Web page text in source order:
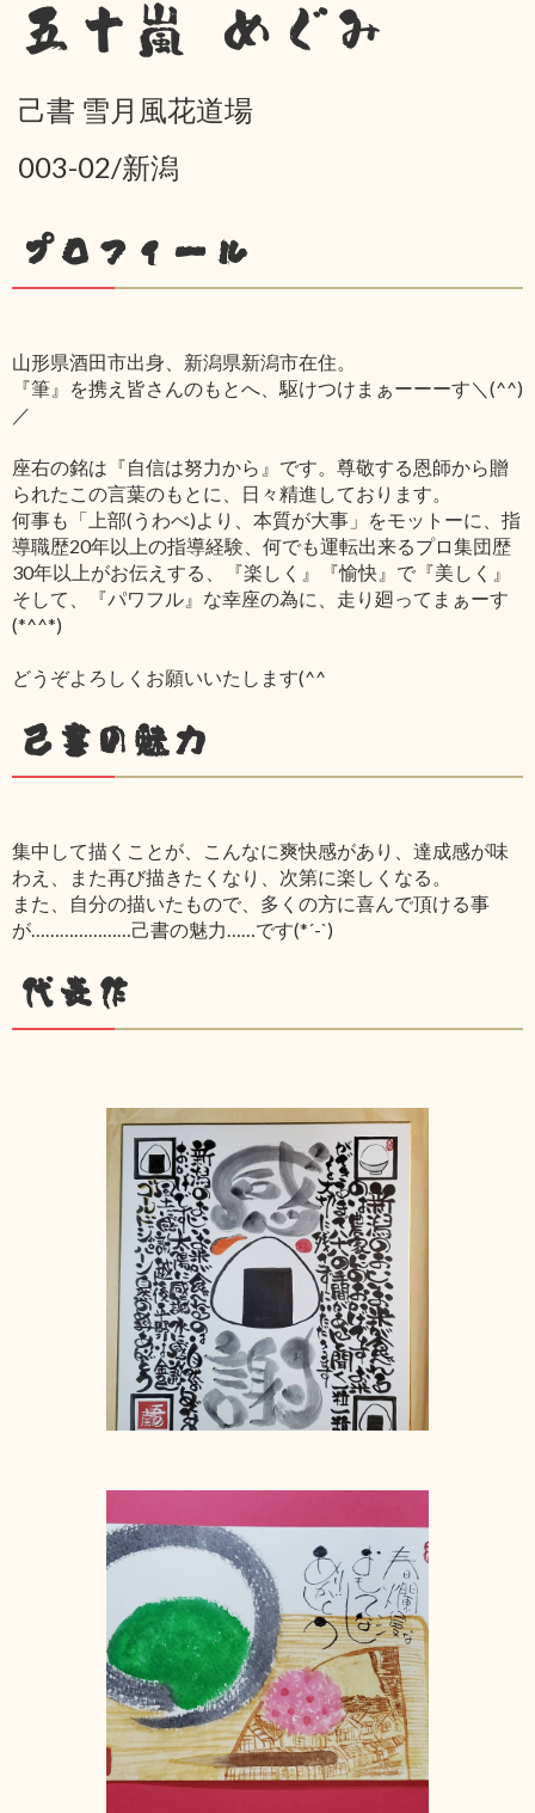
五十嵐 めぐみ
己書 雪月風花道場
003-02/新潟
プロフィール
山形県酒田市出身、新潟県新潟市在住。
『筆』を携え皆さんのもとへ、駆けつけまぁーーーす＼(^^)
／
座右の銘は『自信は努力から』です。尊敬する恩師から贈
られたこの言葉のもとに、日々精進しております。
何事も「上部(うわべ)より、本質が大事」をモットーに、指
導職歴20年以上の指導経験、何でも運転出来るプロ集団歴
30年以上がお伝えする、『楽しく』『愉快』で『美しく』
そして、『パワフル』な幸座の為に、走り廻ってまぁーす
(*^^*)
どうぞよろしくお願いいたします(^^ゞ
己書の魅力
集中して描くことが、こんなに爽快感があり、達成感が味
わえ、また再び描きたくなり、次第に楽しくなる。
また、自分の描いたもので、多くの方に喜んで頂ける事
が…………………己書の魅力……です(*´-`)
代表作